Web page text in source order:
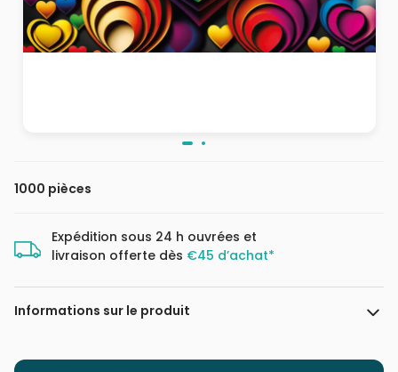
1000 pièces
Expédition sous 24 h ouvrées et
livraison offerte dès €45 d’achat*
Informations sur le produit
Marque Yazz